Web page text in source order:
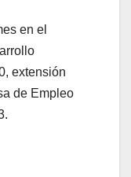
en el
extensión
de Empleo